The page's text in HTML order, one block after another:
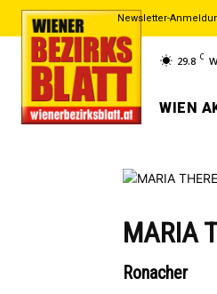
Newsletter-
29.8 C
WIEN
MARIA
Ronacher